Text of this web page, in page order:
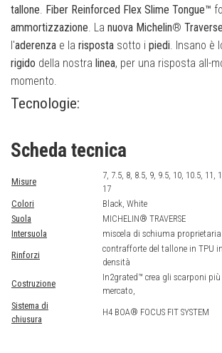
tallone. Fiber Reinforced Flex Slime Tongue™
ammortizzazione. La nuova Michelin® Traverse
l'aderenza e la risposta sotto i piedi. Insano è
rigido della nostra linea, per una risposta all-
momento.
Tecnologie:
MICHELIN® TRAVERSE:
incrociato per una migliore stabilità. Le
gomma WIC e OC insieme ai disegni del
Michelin forniscono una trazione ottimale su
L'intersuola +SLIME offre un'ammortizzazione
modello di incavo geometrico sotto i piedi
sensazione sulla tavola.
H4 BOA® FOCUS FIT SYSTEM:
Sistema di calzata attivato da un quadrante
Scheda tecnica
Misure
7, 7.5, 8, 8.5, 9, 9.5, 10, 10.5, 11,
17
Colori
Black, White
Suola
MICHELIN® TRAVERSE
Intersuola
miscela di schiuma proprietaria
Rinforzi
contrafforte del tallone in TPU
densità
Costruzione
In2grated™ crea gli scarponi più
mercato,
Sistema di
chiusura
H4 BOA® FOCUS FIT SYSTEM